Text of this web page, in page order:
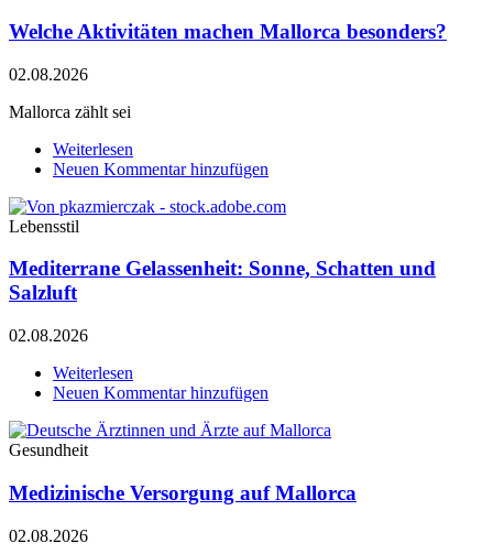
perfekten
Welche Aktivitäten machen Mallorca besonders?
02.08.2026
Mallorca zählt sei
Weiterlesen
Welche
machen
Neuen Kommentar hinzufügen
Lebensstil
Mediterrane Gelassenheit: Sonne, Schatten und
Salzluft
02.08.2026
Weiterlesen
Mediterrane
Sonne,
Salzluft
Neuen Kommentar hinzufügen
Gesundheit
Medizinische Versorgung auf Mallorca
02.08.2026